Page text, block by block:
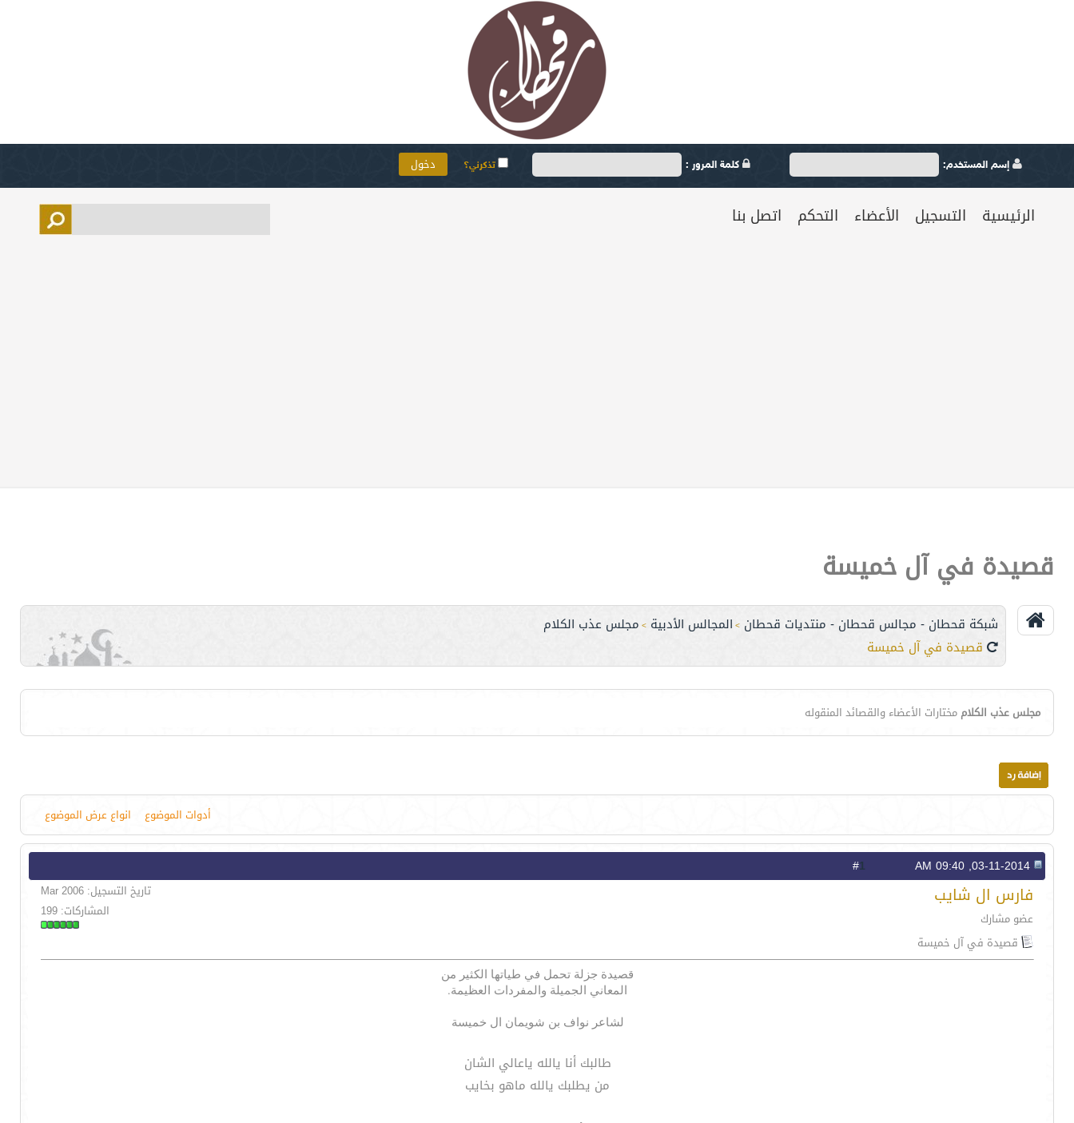
إسم المستخدم: كلمة المرور : تذكرني؟
الرئيسية التسجيل الأعضاء التحكم اتصل بنا
قصيدة في آل خميسة
شبكة قحطان - مجالس قحطان - منتديات قحطان > المجالس الأدبية > مجلس عذب الكلام
قصيدة في آل خميسة
مجلس عذب الكلام مختارات الأعضاء والقصائد المنقوله
أدوات الموضوع انواع عرض الموضوع
1
فارس ال شايب
عضو مشارك
تاريخ التسجيل: Mar 2006
المشاركات: 199
قصيدة في آل خميسة
قصيدة جزلة تحمل في طياتها الكثير من
المعاني الجميلة والمفردات العظيمة.
لشاعر نواف بن شويمان ال خميسة
طالبك أنا يالله ياعالي الشان
من يطلبك يالله ماهو بخايب